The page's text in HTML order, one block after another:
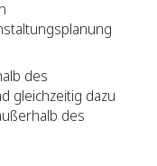
des
gleichzeitig dazu
des